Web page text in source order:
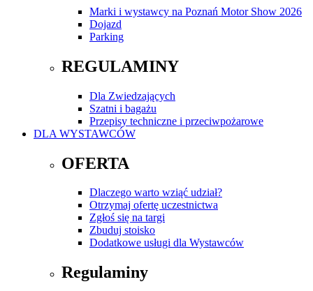
Marki i wystawcy na Poznań Motor Show 2026
Dojazd
Parking
REGULAMINY
Dla Zwiedzających
Szatni i bagażu
Przepisy techniczne i przeciwpożarowe
DLA WYSTAWCÓW
OFERTA
Dlaczego warto wziąć udział?
Otrzymaj ofertę uczestnictwa
Zgłoś się na targi
Zbuduj stoisko
Dodatkowe usługi dla Wystawców
Regulaminy